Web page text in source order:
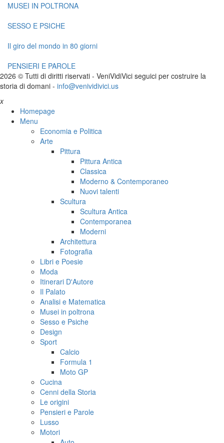
MUSEI IN POLTRONA
SESSO E PSICHE
Il giro del mondo in 80 giorni
PENSIERI E PAROLE
2026 © Tutti di diritti riservati - VeniVidiVici seguici per costruire la
storia di domani - info@venividivici.us
x
Homepage
Menu
Economia e Politica
Arte
Pittura
Pittura Antica
Classica
Moderno & Contemporaneo
Nuovi talenti
Scultura
Scultura Antica
Contemporanea
Moderni
Architettura
Fotografia
Libri e Poesie
Moda
Itinerari D'Autore
Il Palato
Analisi e Matematica
Musei in poltrona
Sesso e Psiche
Design
Sport
Calcio
Formula 1
Moto GP
Cucina
Cenni della Storia
Le origini
Pensieri e Parole
Lusso
Motori